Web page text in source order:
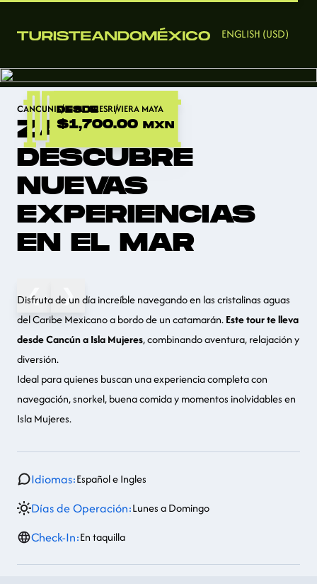
ENGLISH (USD)
DESDE
$1,700.00 MXN
CANCUNISLA MUJERESRIVIERA MAYA
ZARPA Y
DESCUBRE
NUEVAS
EXPERIENCIAS
EN EL MAR
❮ ❯
Disfruta de un día increíble navegando en las cristalinas aguas
del Caribe Mexicano a bordo de un catamarán.Este tour te lleva
desde Cancún a Isla Mujeres, combinando aventura, relajación y
diversión.
Ideal para quienes buscan una experiencia completa con
navegación, snorkel, buena comida y momentos inolvidables en
Isla Mujeres.
Idiomas:Español e Ingles
Días de Operación:Lunes a Domingo
Check-In:En taquilla